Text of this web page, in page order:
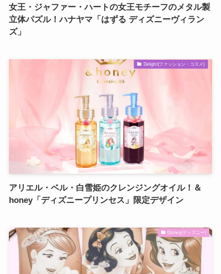
女王・ジャファー・ハートの女王モチーフのメタル製
立体パズル！ハナヤマ「はずる ディズニーヴィラン
ズ」
Delight(ファッション・コスメ)
アリエル・ベル・白雪姫のクレンジングオイル！＆
honey「ディズニープリンセス」限定デザイン
Disney(ディズニー)